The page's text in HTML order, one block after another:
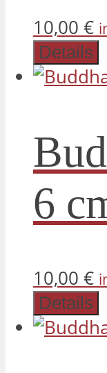
10,00 €
Details
6
10,00 €
Details